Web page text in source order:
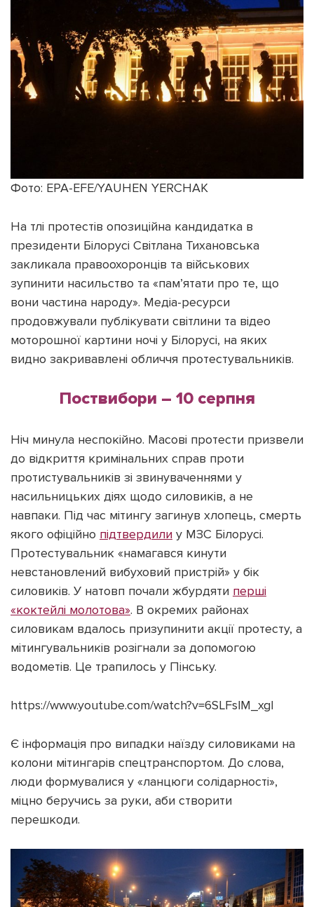
Фото: EPA-EFE/YAUHEN YERCHAK
На тлі протестів опозиційна кандидатка в
президенти Білорусі Світлана Тихановська
закликала правоохоронців та військових
зупинити насильство та «пам’ятати про те, що
вони частина народу». Медіа-ресурси
продовжували публікувати світлини та відео
моторошної картини ночі у Білорусі, на яких
видно закривавлені обличчя протестувальників.
Поствибори – 10 серпня
Ніч минула неспокійно. Масові протести призвели
до відкриття кримінальних справ проти
протистувальників зі звинуваченнями у
насильницьких діях щодо силовиків, а не
навпаки. Під час мітингу загинув хлопець, смерть
якого офіційно підтвердили у МЗС Білорусі.
Протестувальник «намагався кинути
невстановлений вибуховий пристрій» у бік
силовиків. У натовп почали жбурдяти перші
«коктейлі молотова». В окремих районах
силовикам вдалось призупинити акції протесту, а
мітингувальників розігнали за допомогою
водометів. Це трапилось у Пінську.
https://www.youtube.com/watch?v=6SLFslM_xgI
Є інформація про випадки наїзду силовиками на
колони мітингарів спецтранспортом. До слова,
люди формувалися у «ланцюги солідарності»,
міцно беручись за руки, аби створити
перешкоди.